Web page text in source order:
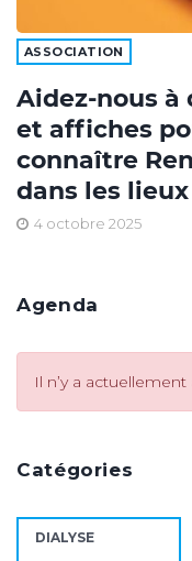
ASSOCIATION
Aidez-nous à
et affiches
connaître
dans les
4 octobre 2025
Agenda
Il n’y a
Catégories
DIALYSE